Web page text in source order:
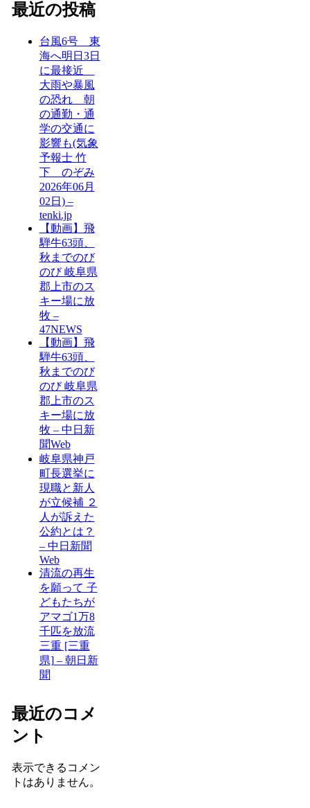
最近の投稿
台風6号 東
海へ明日3日
に最接近
大雨や暴風
の恐れ 朝
の通勤・通
学の交通に
影響も(気象
予報士 竹
下 のぞみ
2026年06月
02日) –
tenki.jp
【動画】飛
騨牛63頭、
秋までのび
のび 岐阜県
郡上市のス
キー場に放
牧 –
47NEWS
【動画】飛
騨牛63頭、
秋までのび
のび 岐阜県
郡上市のス
キー場に放
牧 – 中日新
聞Web
岐阜県神戸
町長選挙に
現職と新人
が立候補 ２
人が訴えた
公約とは？
– 中日新聞
Web
清流の再生
を願って 子
どもたちが
アマゴ1万8
千匹を放流
三重 [三重
県] – 朝日新
聞
最近のコメ
ント
表示できるコメン
トはありません。